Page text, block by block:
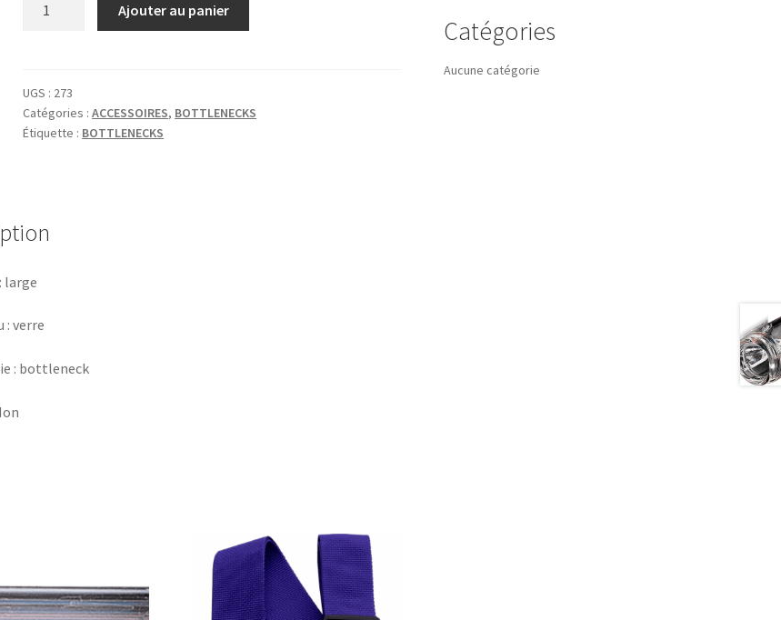
MEDIUM
REGULAR
TRANSPARENT
Ajouter au panier
UGS : 273
Catégories :ACCESSOIRES, BOTTLENECKS
Étiquette : BOTTLENECKS
large
: verre
: bottleneck
Catégories
Aucune catégorie